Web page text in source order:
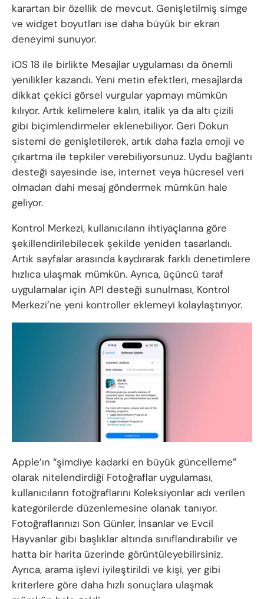
karartan bir özellik de mevcut. Genişletilmiş simge
ve widget boyutları ise daha büyük bir ekran
deneyimi sunuyor.
iOS 18 ile birlikte Mesajlar uygulaması da önemli
yenilikler kazandı. Yeni metin efektleri, mesajlarda
dikkat çekici görsel vurgular yapmayı mümkün
kılıyor. Artık kelimelere kalın, italik ya da altı çizili
gibi biçimlendirmeler eklenebiliyor. Geri Dokun
sistemi de genişletilerek, artık daha fazla emoji ve
çıkartma ile tepkiler verebiliyorsunuz. Uydu bağlantı
desteği sayesinde ise, internet veya hücresel veri
olmadan dahi mesaj göndermek mümkün hale
geliyor.
Kontrol Merkezi, kullanıcıların ihtiyaçlarına göre
şekillendirilebilecek şekilde yeniden tasarlandı.
Artık sayfalar arasında kaydırarak farklı denetimlere
hızlıca ulaşmak mümkün. Ayrıca, üçüncü taraf
uygulamalar için API desteği sunulması, Kontrol
Merkezi’ne yeni kontroller eklemeyi kolaylaştırıyor.
Apple’ın “şimdiye kadarki en büyük güncelleme”
olarak nitelendirdiği Fotoğraflar uygulaması,
kullanıcıların fotoğraflarını Koleksiyonlar adı verilen
kategorilerde düzenlemesine olanak tanıyor.
Fotoğraflarınızı Son Günler, İnsanlar ve Evcil
Hayvanlar gibi başlıklar altında sınıflandırabilir ve
hatta bir harita üzerinde görüntüleyebilirsiniz.
Ayrıca, arama işlevi iyileştirildi ve kişi, yer gibi
kriterlere göre daha hızlı sonuçlara ulaşmak